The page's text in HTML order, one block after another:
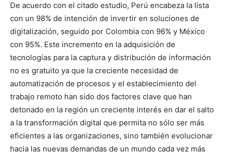
De acuerdo con el citado estudio, Perú encabeza la lista
con un 98% de intención de invertir en soluciones de
digitalización, seguido por Colombia con 96% y México
con 95%. Este incremento en la adquisición de
tecnologías para la captura y distribución de información
no es gratuito ya que la creciente necesidad de
automatización de procesos y el establecimiento del
trabajo remoto han sido dos factores clave que han
detonado en la región un creciente interés en dar el salto
a la transformación digital que permita no sólo ser más
eficientes a las organizaciones, sino también evolucionar
hacia las nuevas demandas de un mundo cada vez más